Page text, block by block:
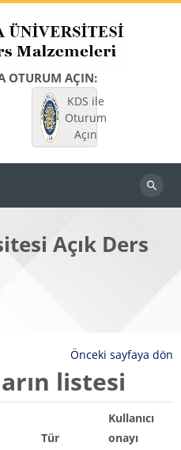
OTURUM AÇIN:
KDS ile
Oturum
Açın
Dersleri
Açık Ders
Önceki sayfaya dön
listesi
Tür
Kullanıcı
onayı